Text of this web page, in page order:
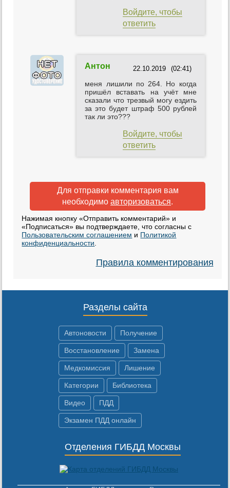
Войдите, чтобы
ответить
(02:41)
22.10.2019
Антон
меня лишили по 264. Но когда
пришёл вставать на учёт мне
сказали что трезвый могу ездить
за это будет штраф 500 рублей
так ли это???
Войдите, чтобы
ответить
Для отправки комментария вам
необходимо авторизоваться.
Нажимая кнопку «Отправить комментарий» и
«Подписаться» вы подтверждаете, что согласны с
Пользовательским соглашением и Политикой
конфиденциальности.
Правила комментирования
Разделы сайта
Автоновости Получение
Восстановление Замена
Медкомиссия Лишение
Категории Библиотека
Видео ПДД
Экзамен ПДД онлайн
Отделения ГИБДД Москвы